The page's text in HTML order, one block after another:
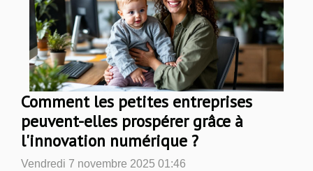
Comment les petites entreprises
peuvent-elles prospérer grâce à
l'innovation numérique ?
Vendredi 7 novembre 2025 01:46